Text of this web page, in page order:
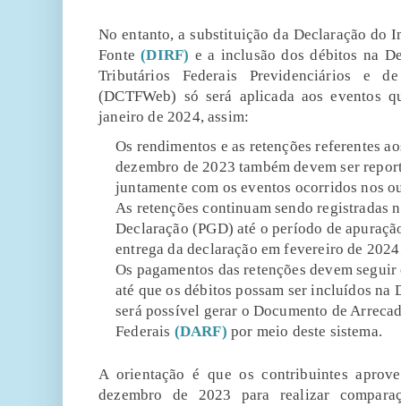
No entanto, a substituição da Declaração do
Fonte(DIRF) e a inclusão dos débitos na
Tributários Federais Previdenciários e
(DCTFWeb) só será aplicada aos eventos
janeiro de 2024, assim:
Os rendimentos e as retenções referentes
dezembro de 2023 também devem ser
juntamente com os eventos ocorridos nos
As retenções continuam sendo registradas
Declaração (PGD) até o período de
entrega da declaração em fevereiro de
Os pagamentos das retenções devem
até que os débitos possam ser incluídos na
será possível gerar o Documento de
Federais (DARF) por meio deste sistema.
A orientação é que os contribuintes
dezembro de 2023 para realizar